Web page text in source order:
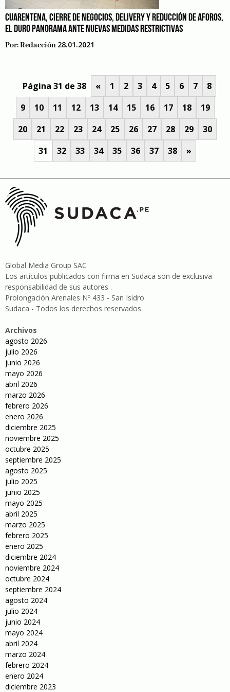
CUARENTENA, CIERRE DE NEGOCIOS, DELIVERY Y REDUCCIÓN DE AFOROS,
EL DURO PANORAMA ANTE NUEVAS MEDIDAS RESTRICTIVAS
Por:Redacción 28.01.2021
Página 31 de 38 « 1 2 3 4 5 6 7
8
9
10 11 12 13 14 15 16 17 18
19
20
21 22 23 24 25 26 27 28 29
30
31
32 33 34 35 36 37 38 »
Global Media Group SAC
Los artículos publicados con firma en Sudaca son de exclusiva
responsabilidad de sus autores .
Prolongación Arenales Nº 433 - San Isidro
Sudaca - Todos los derechos reservados
Archivos
agosto 2026
julio 2026
junio 2026
mayo 2026
abril 2026
marzo 2026
febrero 2026
enero 2026
diciembre 2025
noviembre 2025
octubre 2025
septiembre 2025
agosto 2025
julio 2025
junio 2025
mayo 2025
abril 2025
marzo 2025
febrero 2025
enero 2025
diciembre 2024
noviembre 2024
octubre 2024
septiembre 2024
agosto 2024
julio 2024
junio 2024
mayo 2024
abril 2024
marzo 2024
febrero 2024
enero 2024
diciembre 2023